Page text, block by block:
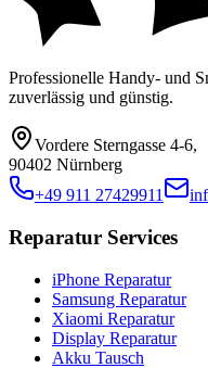
Professionelle Handy- und
zuverlässig und günstig.
Vordere Sterngasse 4-6,
90402 Nürnberg
+49 911 27429911
Reparatur Services
iPhone Reparatur
Samsung Reparatur
Xiaomi Reparatur
Display Reparatur
Akku Tausch